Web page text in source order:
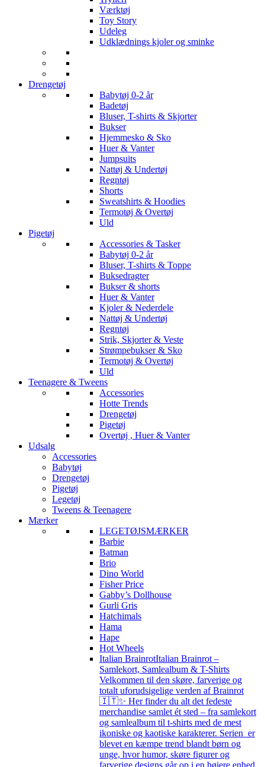
Værktøj
Toy Story
Udeleg
Udklædnings kjoler og sminke
Drengetøj
Babytøj 0-2 år
Badetøj
Bluser, T-shirts & Skjorter
Bukser
Hjemmesko & Sko
Huer & Vanter
Jumpsuits
Nattøj & Undertøj
Regntøj
Shorts
Sweatshirts & Hoodies
Termotøj & Overtøj
Uld
Pigetøj
Accessories & Tasker
Babytøj 0-2 år
Bluser, T-shirts & Toppe
Buksedragter
Bukser & shorts
Huer & Vanter
Kjoler & Nederdele
Nattøj & Undertøj
Regntøj
Strik, Skjorter & Veste
Strømpebukser & Sko
Termotøj & Overtøj
Uld
Teenagere & Tweens
Accessories
Hotte Trends
Drengetøj
Pigetøj
Overtøj , Huer & Vanter
Udsalg
Accessories
Babytøj
Drengetøj
Pigetøj
Legetøj
Tweens & Teenagere
Mærker
LEGETØJSMÆRKER
Barbie
Batman
Brio
Dino World
Fisher Price
Gabby’s Dollhouse
Gurli Gris
Hatchimals
Hama
Hape
Hot Wheels
Italian BrainrotItalian Brainrot –
Samlekort, Samlealbum & T-Shirts
Velkommen til den skøre, farverige og
totalt uforudsigelige verden af Brainrot
🇮🇹✨ Her finder du alt det fedeste
merchandise samlet ét sted – fra samlekort
og samlealbum til t-shirts med de mest
ikoniske og kaotiske karakterer. Serien er
blevet en kæmpe trend blandt børn og
unge, hvor humor, skøre figurer og
farverige designs går op i en højere enhed.